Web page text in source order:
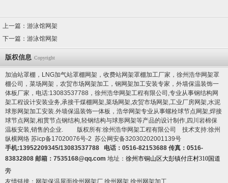
上一篇： 游泳馆网架
下一篇： 游泳馆网架
版权信息 Copyright
加油站罩棚，LNG加气站罩棚网架，收费站网架罩棚加工厂家，徐州浩华网架罩
棚公司，菜场网架，农贸市场网架加工，钢网架加工安装专家， 外墙保温装饰一
体板厂家 ，电话:13083537788，徐州浩华网架工程有限公司,专业从事钢结构网
架工程设计安装业务,承接干煤棚网架,菜场网架,农贸市场网架,工业厂房网架,水泥
球形网架加工安装.外墙保温装饰一体板 ，浩华网架专业从事螺栓球节点网架,焊接
球节点网架,相贯节点钢结构,轻钢结构与球形网架等产品的设计制作,四川岩棉保
温板安装,销售的企业. 版权所有:徐州浩华网架工程有限公司 技术支持:徐州
纵横网络 苏icp备17020076号-2 苏公网安备32030202001139号
手机:13952209345/13083537788 电话：0516-82153688 传真：0516-
83832808 邮箱：7535168@qq.com 地址： 徐州市铜山区大彭镇付庄村310国道
旁